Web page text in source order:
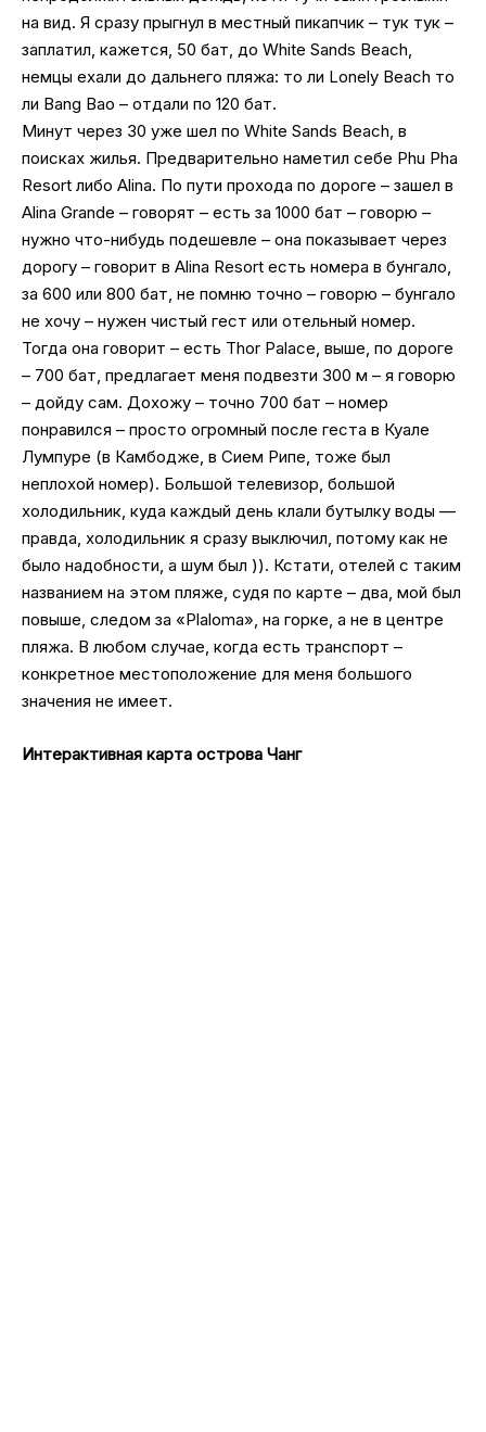
на вид. Я сразу прыгнул в местный пикапчик – тук тук –
заплатил, кажется, 50 бат, до White Sands Beach,
немцы ехали до дальнего пляжа: то ли Lonely Beach то
ли Bang Bao – отдали по 120 бат.
Минут через 30 уже шел по White Sands Beach, в
поисках жилья. Предварительно наметил себе Phu Pha
Resort либо Alina. По пути прохода по дороге – зашел в
Alina Grande – говорят – есть за 1000 бат – говорю –
нужно что-нибудь подешевле – она показывает через
дорогу – говорит в Alina Resort есть номера в бунгало,
за 600 или 800 бат, не помню точно – говорю – бунгало
не хочу – нужен чистый гест или отельный номер.
Тогда она говорит – есть Thor Palace, выше, по дороге
– 700 бат, предлагает меня подвезти 300 м – я говорю
– дойду сам. Дохожу – точно 700 бат – номер
понравился – просто огромный после геста в Куале
Лумпуре (в Камбодже, в Сием Рипе, тоже был
неплохой номер). Большой телевизор, большой
холодильник, куда каждый день клали бутылку воды —
правда, холодильник я сразу выключил, потому как не
было надобности, а шум был )). Кстати, отелей с таким
названием на этом пляже, судя по карте – два, мой был
повыше, следом за «Plaloma», на горке, а не в центре
пляжа. В любом случае, когда есть транспорт –
конкретное местоположение для меня большого
значения не имеет.
Интерактивная карта острова Чанг